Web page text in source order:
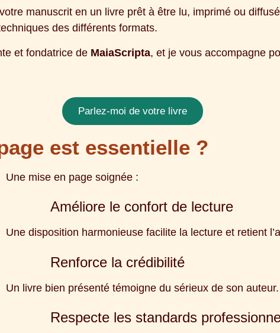
manuscrit en un livre prêt à être lu, imprimé ou
des différents formats.
et fondatrice de MaiaScripta, et je vous accompagne
Parlez-moi de votre livre
est essentielle ?
Une mise en page soignée :
Améliore le confort de lecture
Une disposition harmonieuse facilite la lecture et retient
Renforce la crédibilité
Un livre bien présenté témoigne du sérieux de son auteur.
Respecte les standards